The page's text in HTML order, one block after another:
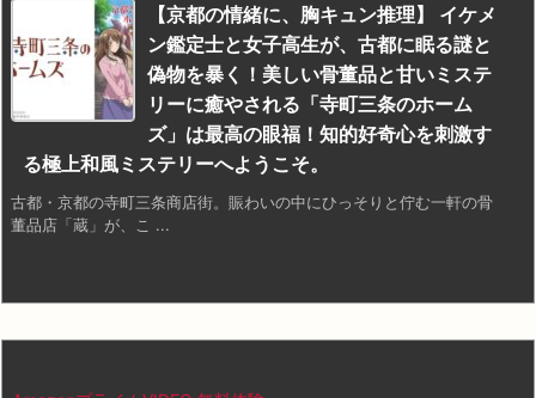
【京都の情緒に、胸キュン推理】 イケメ
ン鑑定士と女子高生が、古都に眠る謎と
偽物を暴く！美しい骨董品と甘いミステ
リーに癒やされる「寺町三条のホーム
ズ」は最高の眼福！知的好奇心を刺激す
る極上和風ミステリーへようこそ。
古都・京都の寺町三条商店街。賑わいの中にひっそりと佇む一軒の骨
董品店「蔵」が、こ ...